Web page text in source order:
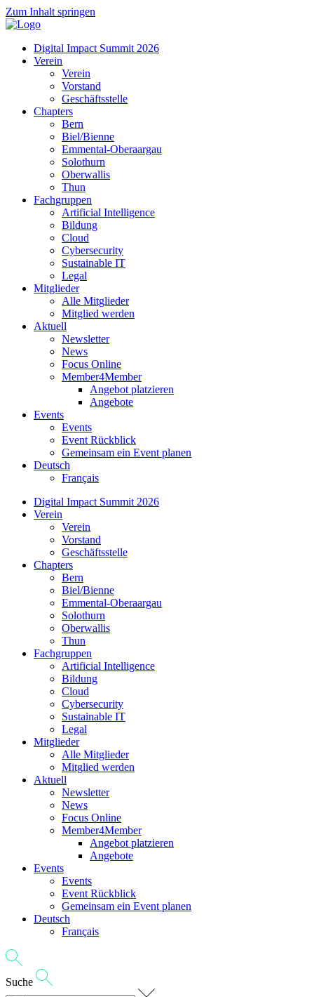
Zum Inhalt springen
Digital Impact Summit 2026
Verein
Verein
Vorstand
Geschäftsstelle
Chapters
Bern
Biel/Bienne
Emmental-Oberaargau
Solothurn
Oberwallis
Thun
Fachgruppen
Artificial Intelligence
Bildung
Cloud
Cybersecurity
Sustainable IT
Legal
Mitglieder
Alle Mitglieder
Mitglied werden
Aktuell
Newsletter
News
Focus Online
Member4Member
Angebot platzieren
Angebote
Events
Events
Event Rückblick
Gemeinsam ein Event planen
Deutsch
Français
Digital Impact Summit 2026
Verein
Verein
Vorstand
Geschäftsstelle
Chapters
Bern
Biel/Bienne
Emmental-Oberaargau
Solothurn
Oberwallis
Thun
Fachgruppen
Artificial Intelligence
Bildung
Cloud
Cybersecurity
Sustainable IT
Legal
Mitglieder
Alle Mitglieder
Mitglied werden
Aktuell
Newsletter
News
Focus Online
Member4Member
Angebot platzieren
Angebote
Events
Events
Event Rückblick
Gemeinsam ein Event planen
Deutsch
Français
Suche